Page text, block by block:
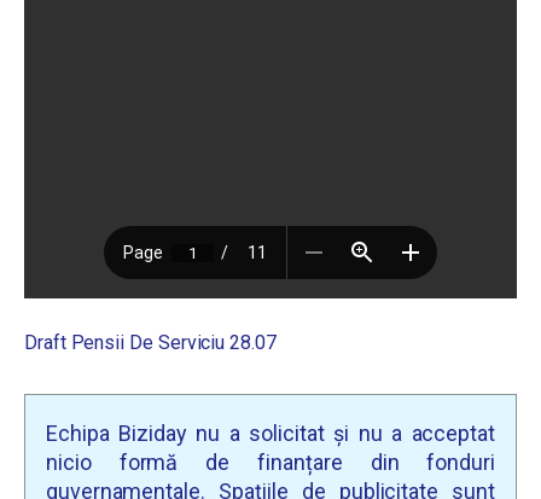
Draft Pensii De Serviciu 28.07
Echipa Biziday nu a solicitat și nu a acceptat
nicio formă de finanțare din fonduri
guvernamentale. Spațiile de publicitate sunt